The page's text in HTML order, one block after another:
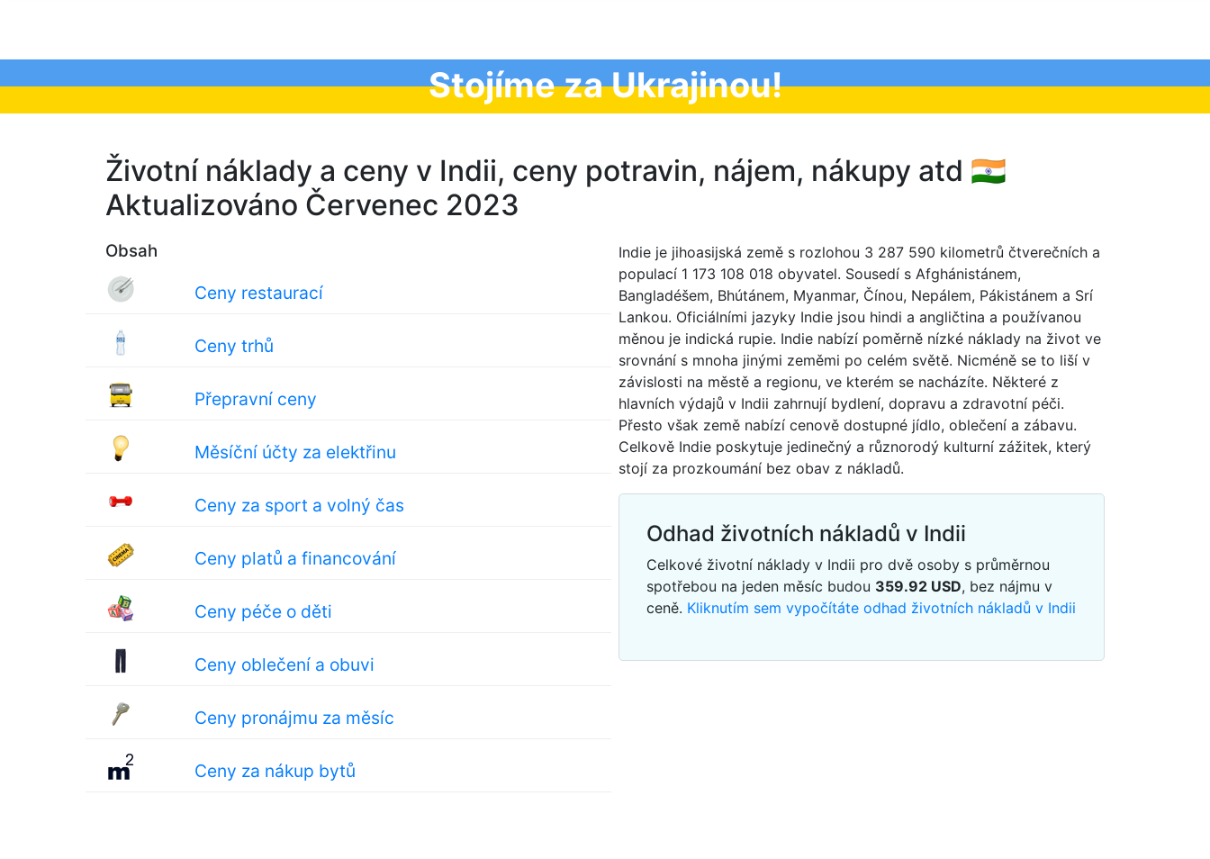
Stojíme za Ukrajinou!
Životní náklady a ceny v Indii, ceny potravin, nájem, nákupy atd 🇮🇳
Aktualizováno Červenec 2023
Obsah
Ceny restaurací
Ceny trhů
Přepravní ceny
Měsíční účty za elektřinu
Ceny za sport a volný čas
Ceny platů a financování
Ceny péče o děti
Ceny oblečení a obuvi
Ceny pronájmu za měsíc
Ceny za nákup bytů
Indie je jihoasijská země s rozlohou 3 287 590 kilometrů čtverečních a
populací 1 173 108 018 obyvatel. Sousedí s Afghánistánem,
Bangladéšem, Bhútánem, Myanmar, Čínou, Nepálem, Pákistánem a Srí
Lankou. Oficiálními jazyky Indie jsou hindi a angličtina a používanou
měnou je indická rupie. Indie nabízí poměrně nízké náklady na život ve
srovnání s mnoha jinými zeměmi po celém světě. Nicméně se to liší v
závislosti na městě a regionu, ve kterém se nacházíte. Některé z
hlavních výdajů v Indii zahrnují bydlení, dopravu a zdravotní péči.
Přesto však země nabízí cenově dostupné jídlo, oblečení a zábavu.
Celkově Indie poskytuje jedinečný a různorodý kulturní zážitek, který
stojí za prozkoumání bez obav z nákladů.
Odhad životních nákladů v Indii
Celkové životní náklady v Indii pro dvě osoby s průměrnou
spotřebou na jeden měsíc budou 359.92 USD, bez nájmu v
ceně. Kliknutím sem vypočítáte odhad životních nákladů v Indii